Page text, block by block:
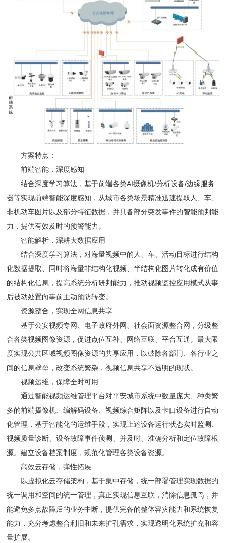
方案特点：
前端智能，深度感知
结合深度学习算法，基于前端各类AI摄像机/分析设备/边缘服务
器等实现前端智能深度感知，从城市各类场景精准迅速提取人、车、
非机动车图片以及部分特征数据，并具备部分突发事件的智能预判能
力，提供有效及时的预警能力。
智能解析，深耕大数据应用
结合深度学习算法，对海量视频中的人、车、活动目标进行结构
化数据提取、同时将海量非结构化视频、半结构化图片转化成有价值
的结构化信息，提高系统分析研判能力，推动视频监控应用模式从事
后被动处置向事前主动预防转变。
资源整合，实现全网信息共享
基于公安视频专网、电子政府外网、社会面资源整合网，分级整
合各类视频图像资源，促进点位互补、网络互联、平台互通。最大限
度实现公共区域视频图像资源的共享应用，以破除各部门、各行业之
间的信息壁垒，改变系统繁杂，视频信息共享不透明的现状。
视频运维，保障全时可用
通过智能视频运维管理平台对平安城市系统中数量庞大、种类繁
多的前端摄像机、编解码设备、视频综合矩阵以及卡口设备进行自动
化管理，基于智能化的运维手段，实现上述设备运行状态实时监测、
视频质量诊断、设备故障事件侦测、并及时、准确分析和定位故障根
源。建立设备档案制度，规范化管理各类设备资源。
高效云存储，弹性拓展
以虚拟化云存储架构，基于集中存储，统一部署管理实现数据的
统一调用和空间的统一管理，真正实现信息互联，消除信息孤岛，并
能避免多点故障后的业务中断，提供完备的整体容灾能力和系统恢复
能力，充分考虑整合利旧和未来扩孔需求，实现透明化系统扩充和容
量扩展。